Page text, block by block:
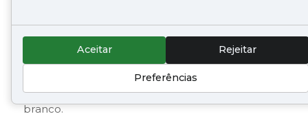
Aceitar Rejeitar
Preferências
O seu comercial - G Finance
Caso não saiba ou não tenha comercial, deixe em
branco.